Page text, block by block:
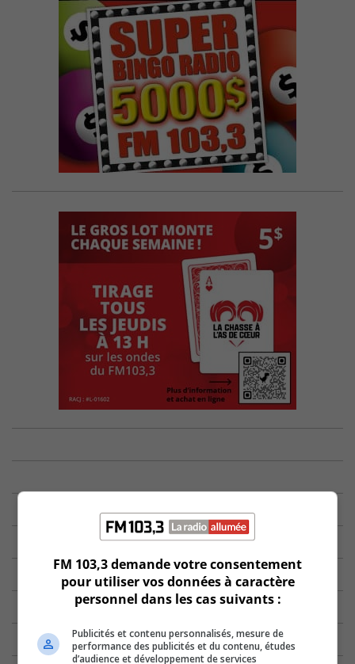
FM 103,3 demande votre consentement
pour utiliser vos données à caractère
personnel dans les cas suivants :
Publicités et contenu personnalisés, mesure de
performance des publicités et du contenu, études
d’audience et développement de services